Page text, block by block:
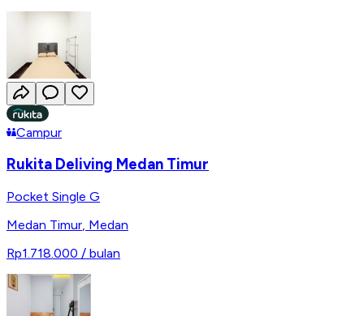
Campur
Rukita Deliving Medan Timur
Pocket Single G
Medan Timur, Medan
Rp1.718.000 / bulan